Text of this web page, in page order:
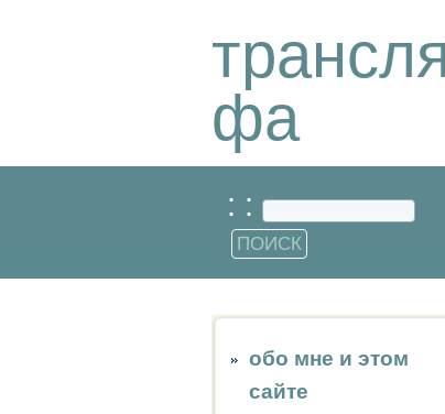
фа
: :
обо мне и этом
сайте